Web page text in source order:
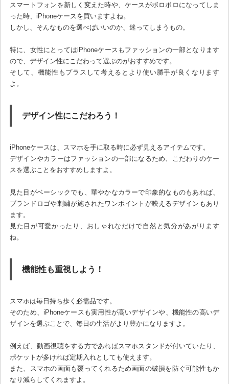
スマートフォンを新しく変えた時や、ケースがボロボロになってしま
った時、iPhoneケースを買いますよね。
しかし、そんなものを選べばいいのか、迷ってしまうもの。
特に、女性にとってはiPhoneケースもファッションの一部となります
ので、デザイン性にこだわって選ぶのがおすすめです。
そして、機能性もプラスして考えるとより使い勝手が良くなります
よ。
デザイン性にこだわろう！
iPhoneケースは、スマホを手に取る時に必ず見えるアイテムです。
デザインやカラーはファッションの一部になるため、こだわりのケー
スを選ぶことをおすすめしますよ。
見た目がベーシックでも、華やかなカラーで印象的なものもあれば、
ブランドロゴや刺繍が施されたワンポイントが映えるデザインもあり
ます。
見た目が可愛かったり、おしゃれなだけで自然と気分があがります
ね。
機能性も重視しよう！
スマホは毎日持ち歩く必需品です。
そのため、iPhoneケースも実用性が高いデザインや、機能性の高いデ
ザインを選ぶことで、毎日の生活がより豊かになりますよ。
例えば、動画視聴をする方であればスマホスタンドが付いていたり、
ポケットが多ければ定期入れとしても使えます。
また、スマホの画面も覆ってくれるため画面の破損を防ぐ可能性もか
なり減らしてくれますよ。